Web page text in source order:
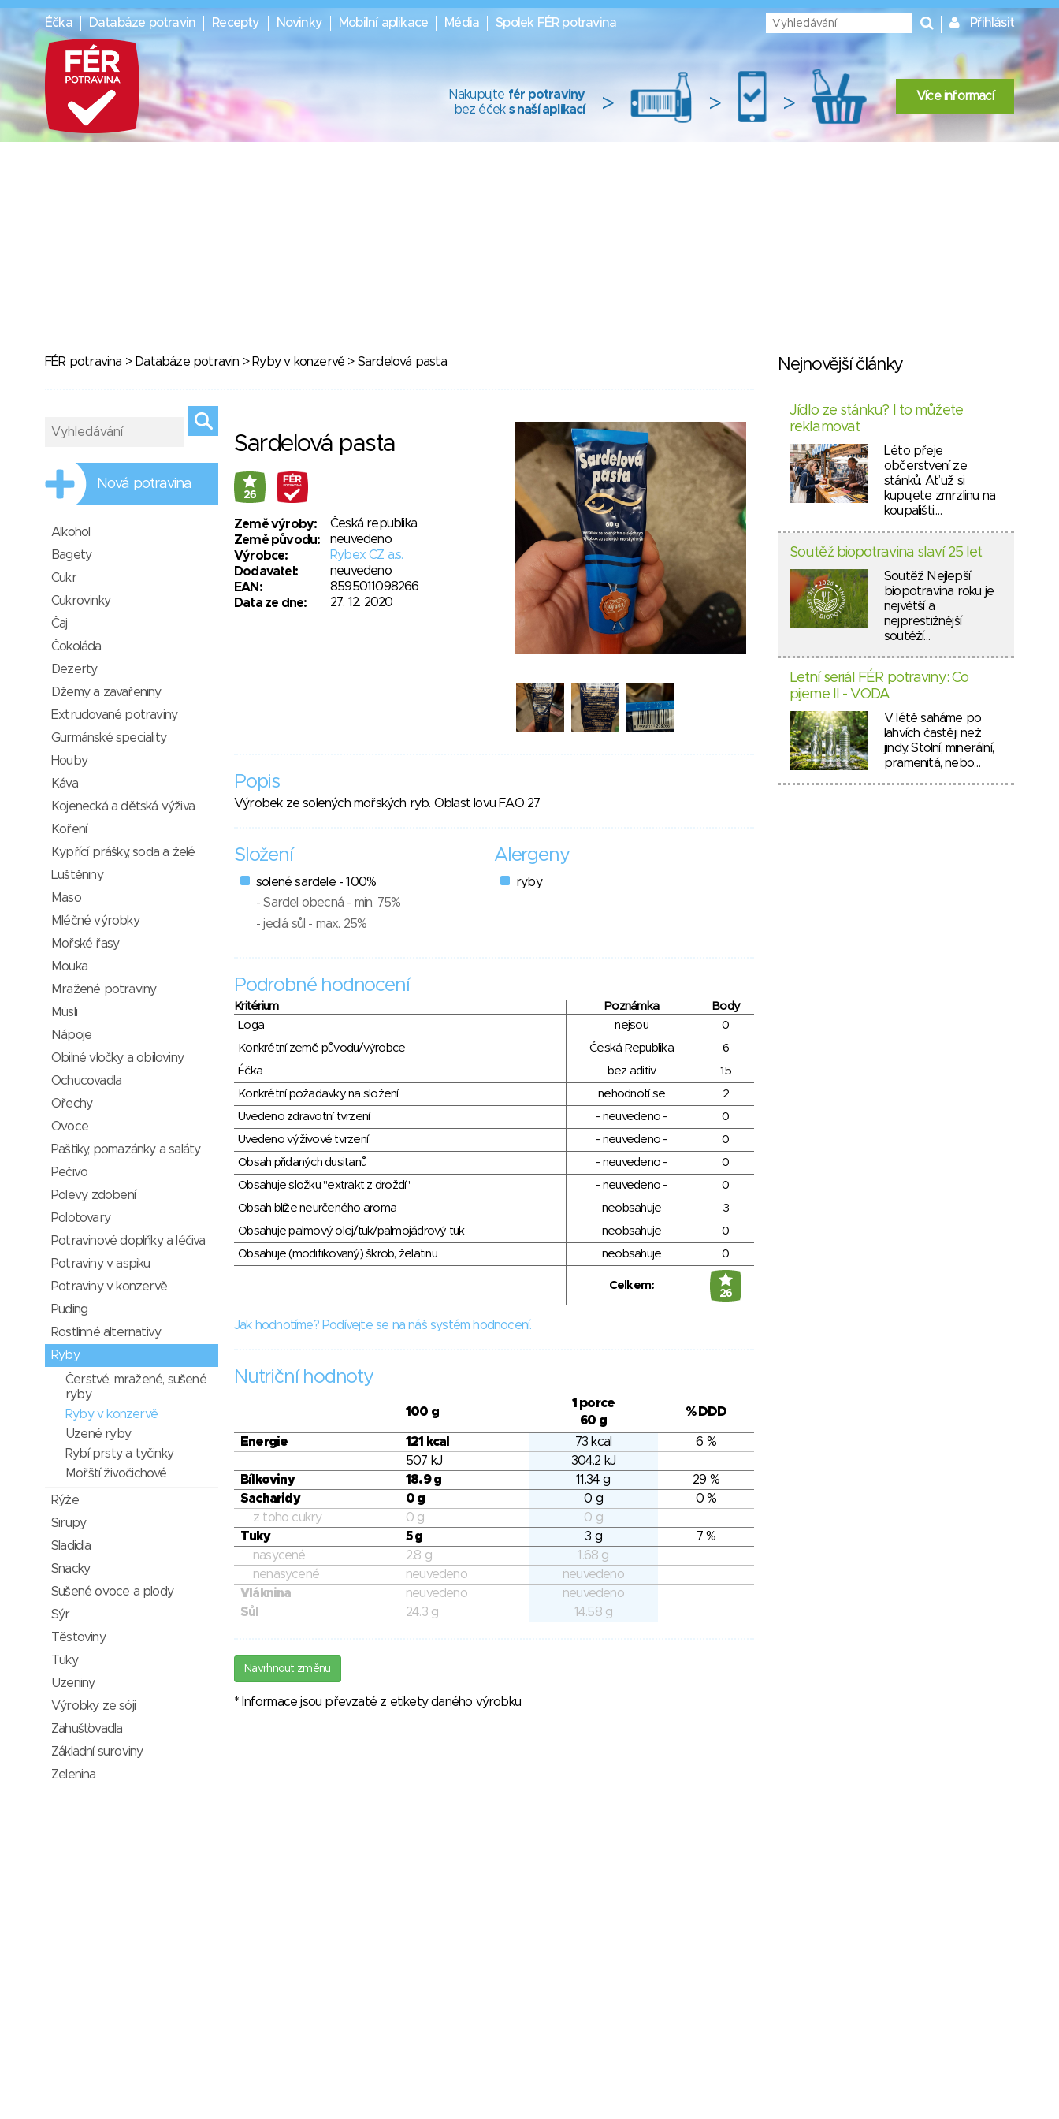
Éčka Databáze potravin Recepty Novinky Mobilní aplikace Média Spolek FÉR potravina Přihlásit
Nakupujte fér potraviny
bez éček s naší aplikací > > > Více informací
FÉR potravina > Databáze potravin > Ryby v konzervě > Sardelová pasta
Sardelová pasta
26
Země výroby:
Česká republika
Země původu:
neuvedeno
Výrobce:
Rybex CZ a.s.
Dodavatel:
neuvedeno
EAN:
8595011098266
Data ze dne:
27. 12. 2020
Popis
Výrobek ze solených mořských ryb. Oblast lovu FAO 27
Složení
solené sardele - 100%
- Sardel obecná - min. 75%
- jedlá sůl - max. 25%
Alergeny
ryby
Podrobné hodnocení
Kritérium Poznámka
Body
Loga
nejsou
0
Konkrétní země původu/výrobce
Česká Republika
6
Éčka
bez aditiv
15
Konkrétní požadavky na složení
nehodnotí se
2
Uvedeno zdravotní tvrzení
- neuvedeno -
0
Uvedeno výživové tvrzení
- neuvedeno -
0
Obsah přidaných dusitanů
- neuvedeno -
0
Obsahuje složku "extrakt z droždí"
- neuvedeno -
0
Obsah blíže neurčeného aroma
neobsahuje
3
Obsahuje palmový olej/tuk/palmojádrový tuk
neobsahuje
0
Obsahuje (modifikovaný) škrob, želatinu
neobsahuje 0
Celkem:
26
Jak hodnotíme? Podívejte se na náš systém hodnocení.
Nutriční hodnoty
100 g
1 porce
60 g
% DDD
Energie 121 kcal 73 kcal
6 %
507 kJ
304.2 kJ
Bílkoviny
18.9 g 11.34 g
29 %
Sacharidy
0 g 0 g
0 %
z toho cukry
0 g
0 g
Tuky
5 g 3 g
7 %
nasycené
2.8 g
1.68 g
nenasycené
neuvedeno
neuvedeno
Vláknina
neuvedeno
neuvedeno
Sůl
24.3 g 14.58 g
Navrhnout změnu
* Informace jsou převzaté z etikety daného výrobku
Nová potravina
Alkohol
Bagety
Cukr
Cukrovinky
Čaj
Čokoláda
Dezerty
Džemy a zavařeniny
Extrudované potraviny
Gurmánské speciality
Houby
Káva
Kojenecká a dětská výživa
Koření
Kypřící prášky, soda a želé
Luštěniny
Maso
Mléčné výrobky
Mořské řasy
Mouka
Mražené potraviny
Müsli
Nápoje
Obilné vločky a obiloviny
Ochucovadla
Ořechy
Ovoce
Paštiky, pomazánky a saláty
Pečivo
Polevy, zdobení
Polotovary
Potravinové doplňky a léčiva
Potraviny v aspiku
Potraviny v konzervě
Puding
Rostlinné alternativy
Ryby
Čerstvé, mražené, sušené
ryby
Ryby v konzervě
Uzené ryby
Rybí prsty a tyčinky
Mořští živočichové
Rýže
Sirupy
Sladidla
Snacky
Sušené ovoce a plody
Sýr
Těstoviny
Tuky
Uzeniny
Výrobky ze sóji
Zahušťovadla
Základní suroviny
Zelenina
Nejnovější články
Jídlo ze stánku? I to můžete
reklamovat
Léto přeje
občerstvení ze
stánků. Ať už si
kupujete zmrzlinu na
koupališti,…
Soutěž biopotravina slaví 25 let
Soutěž Nejlepší
biopotravina roku je
největší a
nejprestižnější
soutěží…
Letní seriál FÉR potraviny: Co
pijeme II - VODA
V létě saháme po
lahvích častěji než
jindy. Stolní, minerální,
pramenitá, nebo…